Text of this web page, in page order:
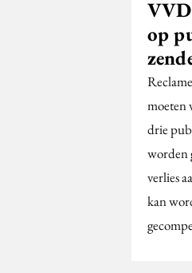
op
moeten
drie
worden
verlies
kan